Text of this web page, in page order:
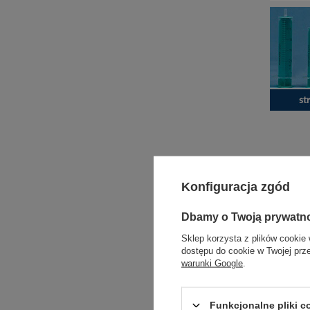
Konfiguracja zgód
Dbamy o Twoją
Sklep korzysta z plików cookie
dostępu do cookie w Twojej
warunki Google
Funkcjonalne pliki